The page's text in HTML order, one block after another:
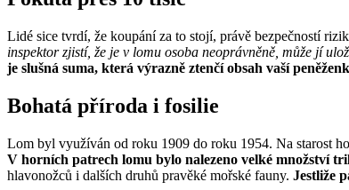
Lidé sice tvrdí, že koupání za to stojí, právě bezpečností
inspektor zjistí, že je v lomu osoba neoprávněně, může jí
je slušná suma, která výrazně ztenčí obsah vaší
Bohatá příroda i fosilie
Lom byl využíván od roku 1909 do roku 1954. Na starost
V horních patrech lomu bylo nalezeno velké množství
hlavonožců i dalších druhů pravěké mořské fauny. Jestliže